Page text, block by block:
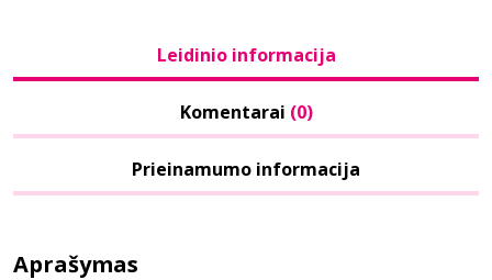
Leidinio informacija
Komentarai (0)
Prieinamumo informacija
Aprašymas